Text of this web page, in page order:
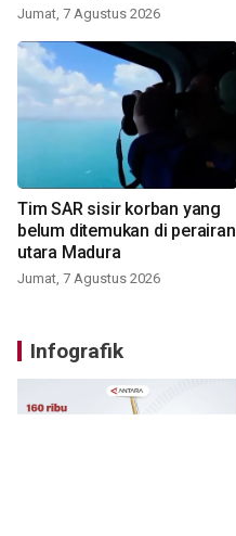
Jumat, 7 Agustus 2026
Tim SAR sisir korban yang
belum ditemukan di perairan
utara Madura
Jumat, 7 Agustus 2026
Infografik